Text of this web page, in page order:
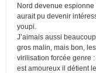
Nord devenue
aurait pu devenir
youpi.
J’aimais aussi
gros malin, mais bon,
virilisation forcée genre
est amoureux il détient